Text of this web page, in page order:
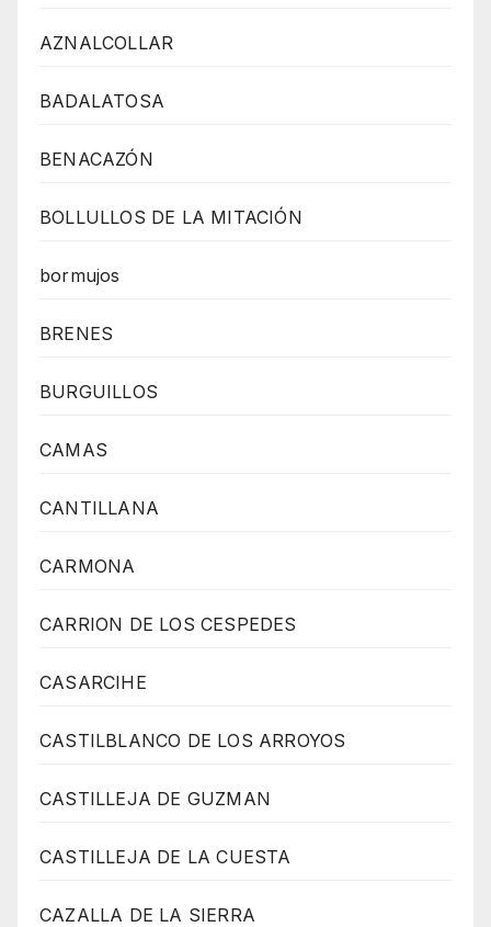
AZNALCOLLAR
BADALATOSA
BENACAZÓN
BOLLULLOS DE LA MITACIÓN
bormujos
BRENES
BURGUILLOS
CAMAS
CANTILLANA
CARMONA
CARRION DE LOS CESPEDES
CASARCIHE
CASTILBLANCO DE LOS ARROYOS
CASTILLEJA DE GUZMAN
CASTILLEJA DE LA CUESTA
CAZALLA DE LA SIERRA